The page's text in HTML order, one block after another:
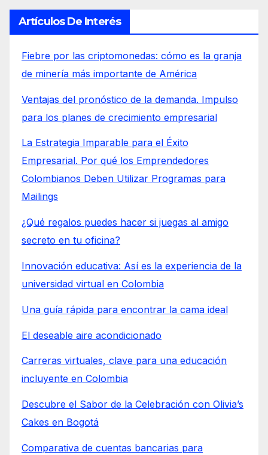
Artículos De Interés
Fiebre por las criptomonedas: cómo es la granja
de minería más importante de América
Ventajas del pronóstico de la demanda. Impulso
para los planes de crecimiento empresarial
La Estrategia Imparable para el Éxito
Empresarial. Por qué los Emprendedores
Colombianos Deben Utilizar Programas para
Mailings
¿Qué regalos puedes hacer si juegas al amigo
secreto en tu oficina?
Innovación educativa: Así es la experiencia de la
universidad virtual en Colombia
Una guía rápida para encontrar la cama ideal
El deseable aire acondicionado
Carreras virtuales, clave para una educación
incluyente en Colombia
Descubre el Sabor de la Celebración con Olivia’s
Cakes en Bogotá
Comparativa de cuentas bancarias para